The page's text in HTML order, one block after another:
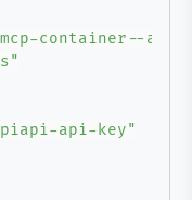
container--
api-key"